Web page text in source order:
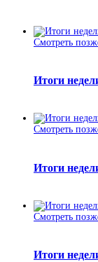
Смотреть
Итоги
Смотреть
Итоги
Смотреть
Итоги